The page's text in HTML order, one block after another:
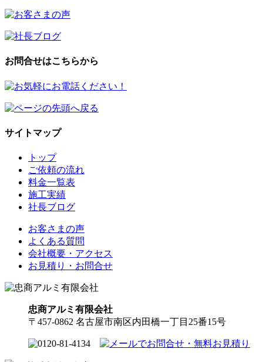
お問合せはこちらから
サイトマップ
トップ
ご依頼の流れ
料金一覧表
施工実績
社長ブログ
お客さまの声
よくある質問
会社概要・アクセス
お見積り・お問合せ
忠商アルミ有限会社
〒457-0862 名古屋市南区内田橋一丁目25番15号